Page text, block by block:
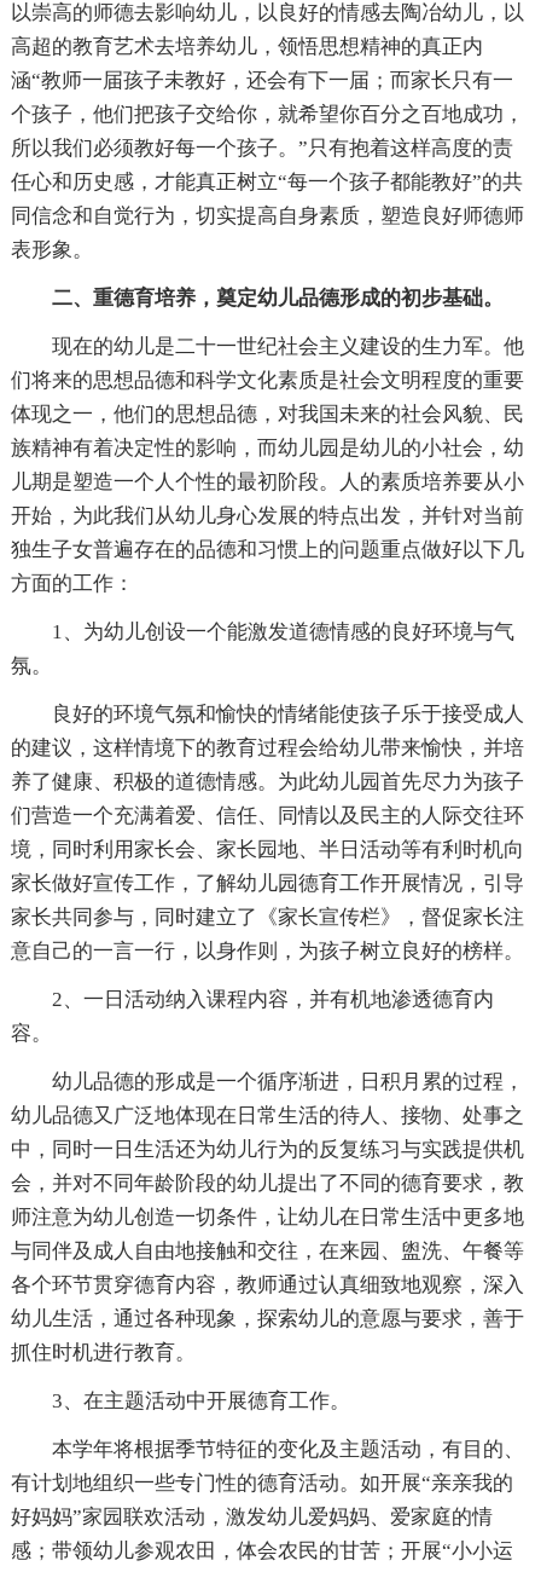
以崇高的师德去影响幼儿，以良好的情感去陶冶幼儿，以
高超的教育艺术去培养幼儿，领悟思想精神的真正内
涵“教师一届孩子未教好，还会有下一届；而家长只有一
个孩子，他们把孩子交给你，就希望你百分之百地成功，
所以我们必须教好每一个孩子。”只有抱着这样高度的责
任心和历史感，才能真正树立“每一个孩子都能教好”的共
同信念和自觉行为，切实提高自身素质，塑造良好师德师
表形象。
二、重德育培养，奠定幼儿品德形成的初步基础。
现在的幼儿是二十一世纪社会主义建设的生力军。他
们将来的思想品德和科学文化素质是社会文明程度的重要
体现之一，他们的思想品德，对我国未来的社会风貌、民
族精神有着决定性的影响，而幼儿园是幼儿的小社会，幼
儿期是塑造一个人个性的最初阶段。人的素质培养要从小
开始，为此我们从幼儿身心发展的特点出发，并针对当前
独生子女普遍存在的品德和习惯上的问题重点做好以下几
方面的工作：
1、为幼儿创设一个能激发道德情感的良好环境与气
氛。
良好的环境气氛和愉快的情绪能使孩子乐于接受成人
的建议，这样情境下的教育过程会给幼儿带来愉快，并培
养了健康、积极的道德情感。为此幼儿园首先尽力为孩子
们营造一个充满着爱、信任、同情以及民主的人际交往环
境，同时利用家长会、家长园地、半日活动等有利时机向
家长做好宣传工作，了解幼儿园德育工作开展情况，引导
家长共同参与，同时建立了《家长宣传栏》，督促家长注
意自己的一言一行，以身作则，为孩子树立良好的榜样。
2、一日活动纳入课程内容，并有机地渗透德育内
容。
幼儿品德的形成是一个循序渐进，日积月累的过程，
幼儿品德又广泛地体现在日常生活的待人、接物、处事之
中，同时一日生活还为幼儿行为的反复练习与实践提供机
会，并对不同年龄阶段的幼儿提出了不同的德育要求，教
师注意为幼儿创造一切条件，让幼儿在日常生活中更多地
与同伴及成人自由地接触和交往，在来园、盥洗、午餐等
各个环节贯穿德育内容，教师通过认真细致地观察，深入
幼儿生活，通过各种现象，探索幼儿的意愿与要求，善于
抓住时机进行教育。
3、在主题活动中开展德育工作。
本学年将根据季节特征的变化及主题活动，有目的、
有计划地组织一些专门性的德育活动。如开展“亲亲我的
好妈妈”家园联欢活动，激发幼儿爱妈妈、爱家庭的情
感；带领幼儿参观农田，体会农民的甘苦；开展“小小运